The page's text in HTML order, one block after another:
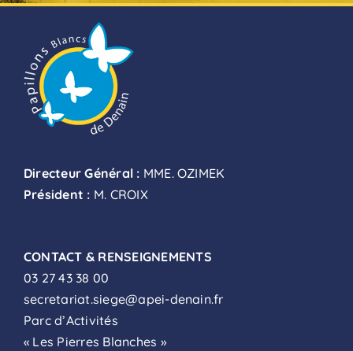
Directeur Général : MME. OZIMEK
Président : M. CROIX
CONTACT & RENSEIGNEMENTS
03 27 43 38 00
secretariat.siege@apei-denain.fr
Parc d’Activités
« Les Pierres Blanches »